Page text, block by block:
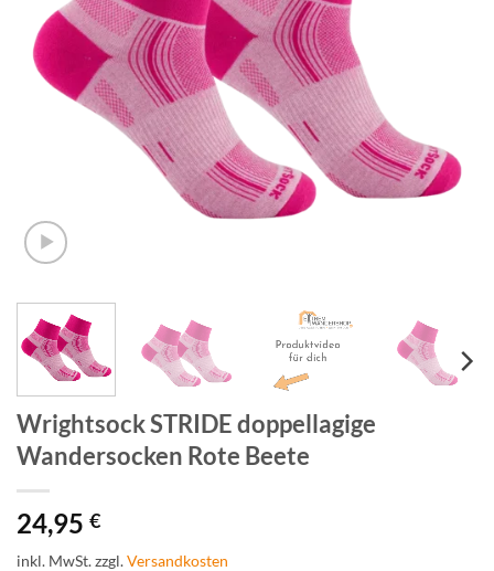
Wrightsock STRIDE doppellagige
Wandersocken Rote Beete
24,95 €
inkl. MwSt.zzgl.Versandkosten